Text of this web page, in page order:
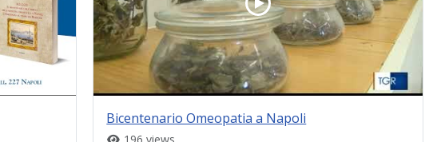
Bicentenario Omeopatia a Napoli
196 views